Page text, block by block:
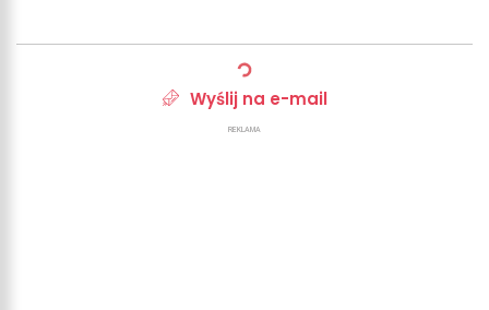
Wyślij na e-mail
REKLAMA